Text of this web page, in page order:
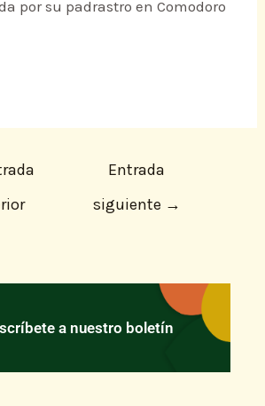
por su padrastro en Comodoro
Entrada
siguiente →
a nuestro boletín